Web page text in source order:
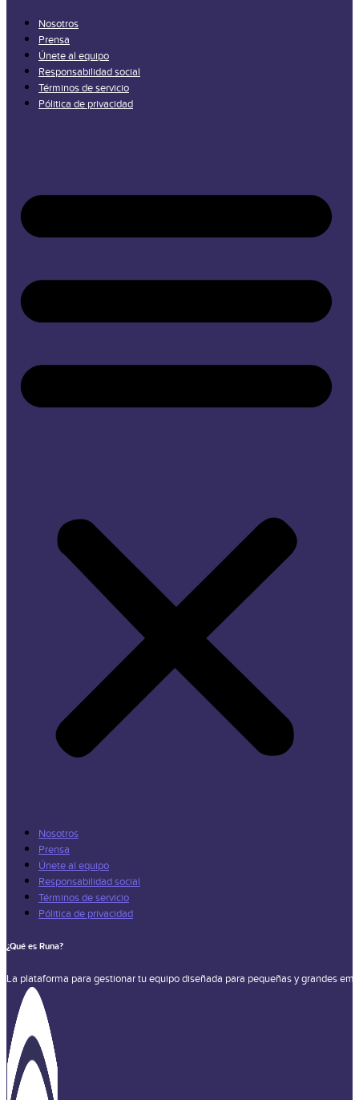
Nosotros
Prensa
Únete al equipo
Responsabilidad social
Términos de servicio
Pólitica de privacidad
Nosotros
Prensa
Únete al equipo
Responsabilidad social
Términos de servicio
Pólitica de privacidad
¿Qué es Runa?
La plataforma para gestionar tu equipo diseñada para pequeñas y grandes